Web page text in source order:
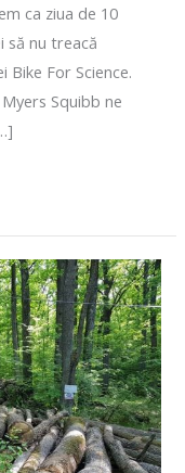
ca ziua de 10
să nu treacă
Bike For Science.
Squibb ne